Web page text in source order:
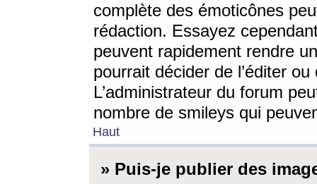
complète des émoticônes
rédaction. Essayez
peuvent rapidement rendre
pourrait décider de l’éditer
L’administrateur du forum
nombre de smileys qui
Haut
» Puis-je publier des